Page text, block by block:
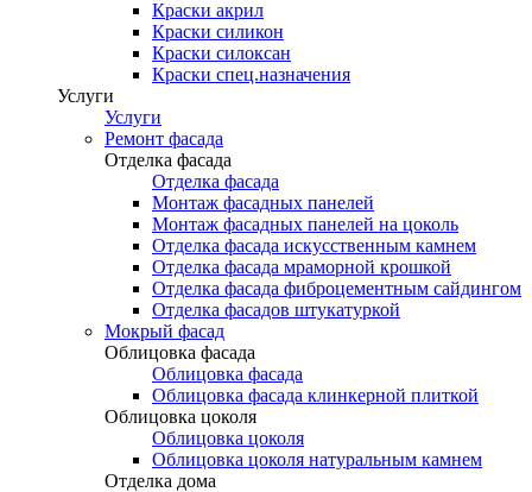
Краски акрил
Краски силикон
Краски силоксан
Краски спец.назначения
Услуги
Услуги
Ремонт фасада
Отделка фасада
Отделка фасада
Монтаж фасадных панелей
Монтаж фасадных панелей на цоколь
Отделка фасада искусственным камнем
Отделка фасада мраморной крошкой
Отделка фасада фиброцементным сайдингом
Отделка фасадов штукатуркой
Мокрый фасад
Облицовка фасада
Облицовка фасада
Облицовка фасада клинкерной плиткой
Облицовка цоколя
Облицовка цоколя
Облицовка цоколя натуральным камнем
Отделка дома